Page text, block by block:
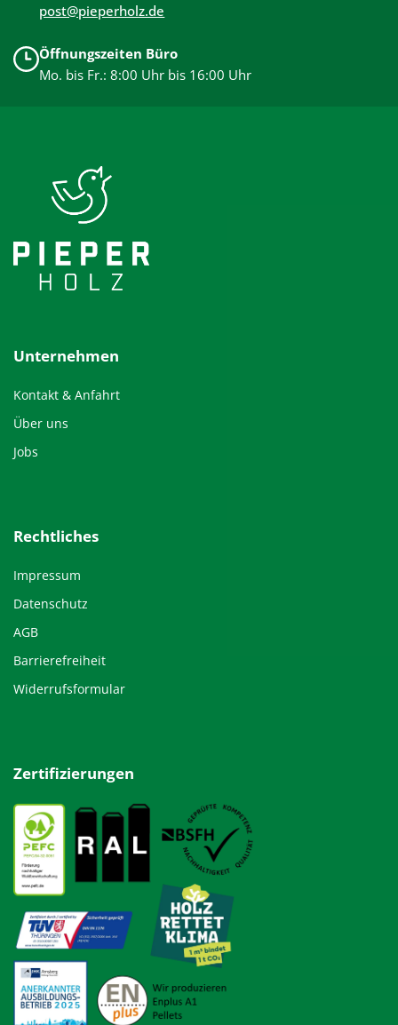
post@pieperholz.de
Öffnungszeiten Büro
Mo. bis Fr.: 8:00 Uhr bis 16:00 Uhr
Unternehmen
Kontakt & Anfahrt
Über uns
Jobs
Rechtliches
Impressum
Datenschutz
AGB
Barrierefreiheit
Widerrufsformular
Zertifizierungen